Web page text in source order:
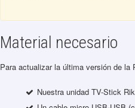
Material necesario
Para actualizar la última versión de
Nuestra unidad TV-Stick